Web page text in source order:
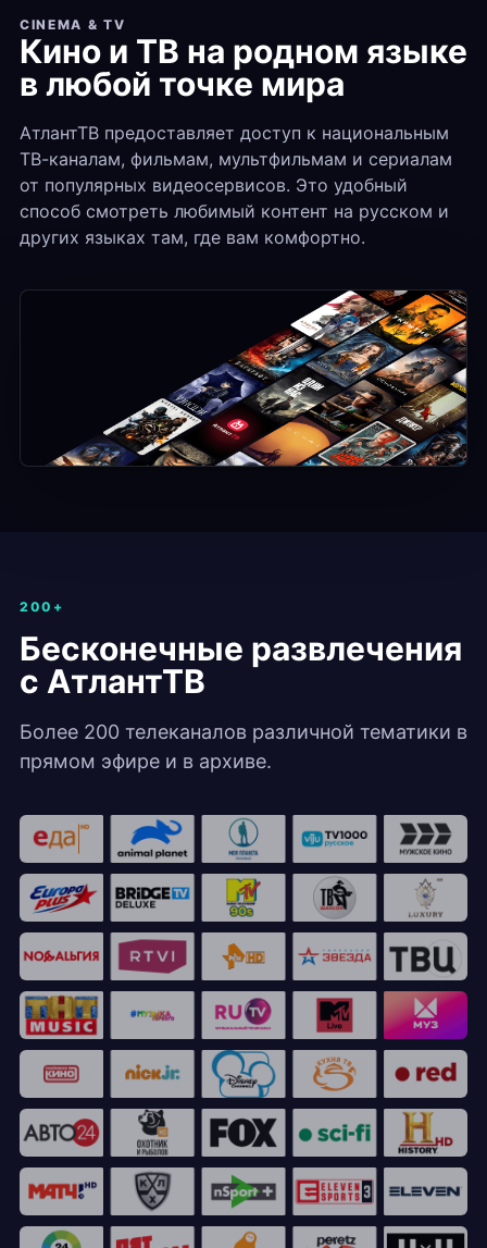
CINEMA & TV
Кино и ТВ на родном языке
в любой точке мира
АтлантТВ предоставляет доступ к национальным
ТВ-каналам, фильмам, мультфильмам и сериалам
от популярных видеосервисов. Это удобный
способ смотреть любимый контент на русском и
других языках там, где вам комфортно.
200+
Бесконечные развлечения
с АтлантТВ
Более 200 телеканалов различной тематики в
прямом эфире и в архиве.